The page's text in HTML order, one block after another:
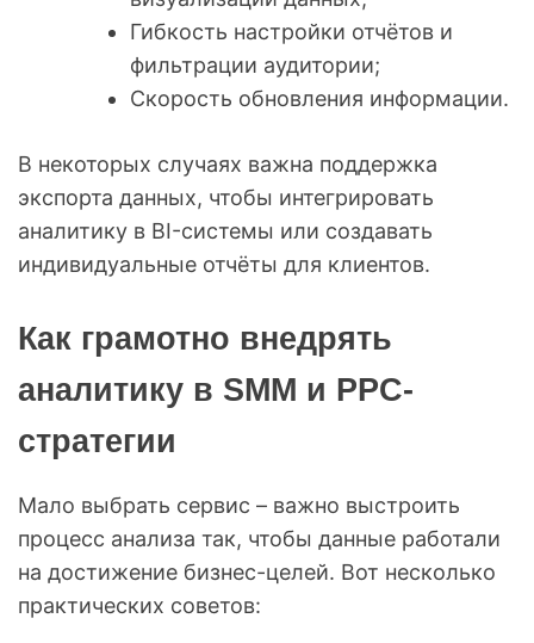
Гибкость настройки отчётов и
фильтрации аудитории;
Скорость обновления информации.
В некоторых случаях важна поддержка
экспорта данных, чтобы интегрировать
аналитику в BI-системы или создавать
индивидуальные отчёты для клиентов.
Как грамотно внедрять
аналитику в SMM и PPC-
стратегии
Мало выбрать сервис – важно выстроить
процесс анализа так, чтобы данные работали
на достижение бизнес-целей. Вот несколько
практических советов: